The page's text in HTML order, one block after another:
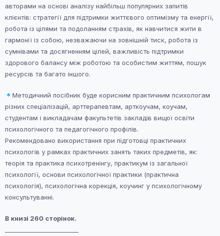
авторами на основі аналізу найбільш популярних запитів
клієнтів: стратегії для підтримки життєвого оптимізму та енергії,
робота із цілями та подоланням страхів, як навчитися жити в
гармонії із собою, незважаючи на зовнішній тиск, робота із
сумнівами та досягненням цілей, важливість підтримки
здорового балансу між роботою та особистим життям, пошук
ресурсів та багато іншого.
Методичний посібник буде корисним практичним психологам
різних спеціалізацій, арттерапевтам, арткоучам, коучам,
студентам і викладачам факультетів закладів вищої освіти
психологічного та педагогічного профілів.
Рекомендовано використання при підготовці практичних
психологів у рамках практичних занять таких предметів, як:
теорія та практика психотренінгу, практикум із загальної
психології, основи психологічної практики (практична
психологія), психологічна корекція, коучинг у психологічному
консультуванні.
В книзі 260 сторінок.